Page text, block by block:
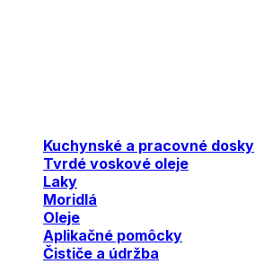
Kuchynské a pracovné dosky
Tvrdé voskové oleje
Laky
Moridlá
Oleje
Aplikačné pomôcky
Čističe a údržba